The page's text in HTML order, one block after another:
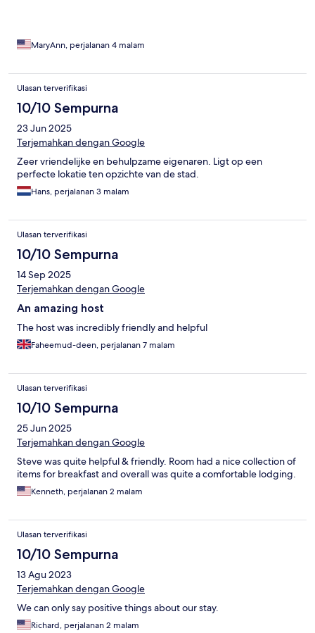
MaryAnn, perjalanan 4 malam
Ulasan terverifikasi
10/10 Sempurna
23 Jun 2025
Terjemahkan dengan Google
Zeer vriendelijke en behulpzame eigenaren. Ligt op een
perfecte lokatie ten opzichte van de stad.
Hans, perjalanan 3 malam
Ulasan terverifikasi
10/10 Sempurna
14 Sep 2025
Terjemahkan dengan Google
An amazing host
The host was incredibly friendly and helpful
Faheemud-deen, perjalanan 7 malam
Ulasan terverifikasi
10/10 Sempurna
25 Jun 2025
Terjemahkan dengan Google
Steve was quite helpful & friendly. Room had a nice collection of
items for breakfast and overall was quite a comfortable lodging.
Kenneth, perjalanan 2 malam
Ulasan terverifikasi
10/10 Sempurna
13 Agu 2023
Terjemahkan dengan Google
We can only say positive things about our stay.
Richard, perjalanan 2 malam